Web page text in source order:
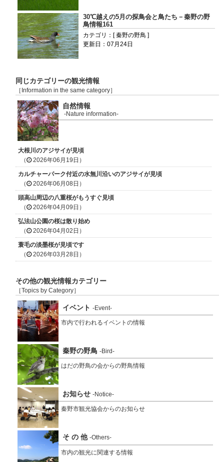
30℃越えの5月の探鳥会と鳥たち－秦野の野
鳥情報161
カテゴリ：[ 秦野の野鳥 ]
更新日：07月24日
同じカテゴリーの観光情報
［Information in the same category］
自然情報
-Nature information-
大根川のアジサイが見頃
（
2026年06月19日）
カルチャーパーク付近の水無川沿いのアジサイが見頃
（
2026年06月08日）
頭高山周辺の八重桜がもうすぐ見頃
（
2026年04月09日）
弘法山公園の桜は散り始め
（
2026年04月02日）
蓑毛の淡墨桜が見頃です
（
2026年03月28日）
その他の観光情報カテゴリー
［Topics by Category］
イベント -Event-
市内で行われるイベントの情報
秦野の野鳥 -Bird-
はだの野鳥の会からの野鳥情報
お知らせ -Notice-
秦野市観光協会からのお知らせ
そ の 他 -Others-
市内の観光に関連する情報